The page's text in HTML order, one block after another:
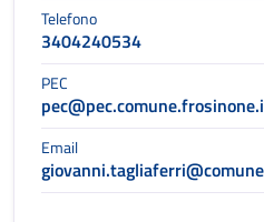
Telefono
3404240534
PEC
Email